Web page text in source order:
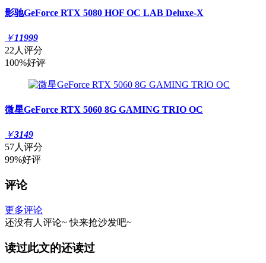
影驰GeForce RTX 5080 HOF OC LAB Deluxe-X
￥11999
22人评分
100%好评
微星GeForce RTX 5060 8G GAMING TRIO OC
￥3149
57人评分
99%好评
评论
更多评论
还没有人评论~ 快来抢沙发吧~
读过此文的还读过